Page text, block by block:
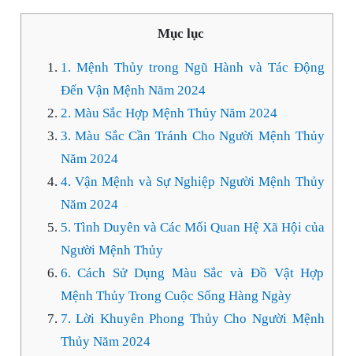
Mục lục
1. Mệnh Thủy trong Ngũ Hành và Tác Động
Đến Vận Mệnh Năm 2024
2. Màu Sắc Hợp Mệnh Thủy Năm 2024
3. Màu Sắc Cần Tránh Cho Người Mệnh Thủy
Năm 2024
4. Vận Mệnh và Sự Nghiệp Người Mệnh Thủy
Năm 2024
5. Tình Duyên và Các Mối Quan Hệ Xã Hội của
Người Mệnh Thủy
6. Cách Sử Dụng Màu Sắc và Đồ Vật Hợp
Mệnh Thủy Trong Cuộc Sống Hàng Ngày
7. Lời Khuyên Phong Thủy Cho Người Mệnh
Thủy Năm 2024